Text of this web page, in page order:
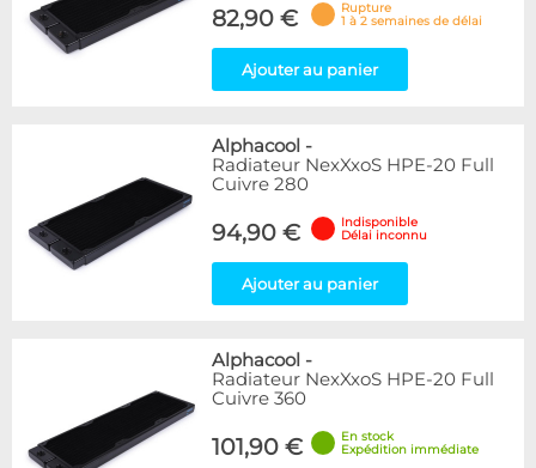
82,90 €
Rupture
1 à 2 semaines de délai
Ajouter au panier
Alphacool -
Radiateur NexXxoS HPE-20 Full
Cuivre 280
94,90 €
Indisponible
Délai inconnu
Ajouter au panier
Alphacool -
Radiateur NexXxoS HPE-20 Full
Cuivre 360
101,90 €
En stock
Expédition immédiate